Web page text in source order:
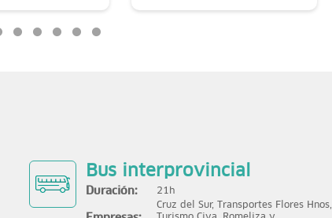
Bus interprovincial
Duración: 21h
Cruz del Sur, Transportes Flores Hnos,